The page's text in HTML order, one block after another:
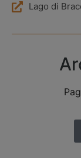
Lago di